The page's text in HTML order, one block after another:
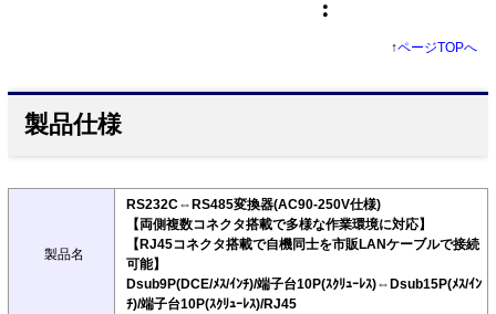
↑ページTOPへ
製品仕様
製品名
RS232C⇔RS485変換器(AC90-250V仕様)
【両側複数コネクタ搭載で多様な作業環境に対応】
【RJ45コネクタ搭載で自機同士を市販LANケーブルで接続
可能】
Dsub9P(DCE/ﾒｽ/ｲﾝﾁ)/端子台10P(ｽｸﾘｭｰﾚｽ)⇔Dsub15P(ﾒｽ/ｲﾝ
ﾁ)/端子台10P(ｽｸﾘｭｰﾚｽ)/RJ45